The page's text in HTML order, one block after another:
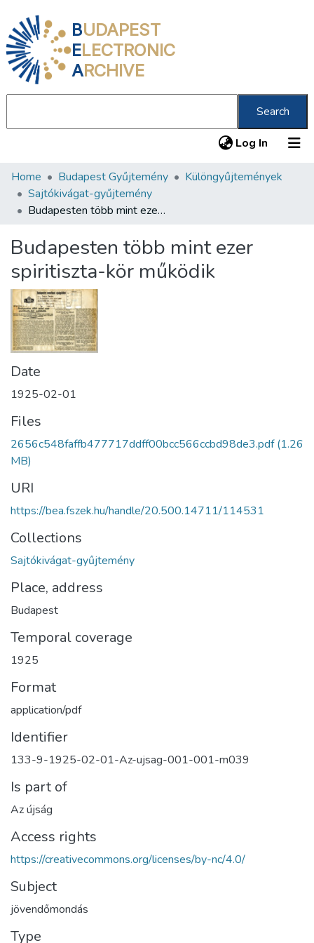
BUDAPEST
ELECTRONIC
ARCHIVE
Search
Log In (current)
Communities & Collections
All of DSpace
About us
Home Budapest Gyűjtemény
Különgyűjtemények
Sajtókivágat-gyűjtemény
Budapesten több mint ezer spiritiszta-kör működik
Budapesten több mint ezer
spiritiszta-kör működik
Date
1925-02-01
Files
2656c548faffb477717ddff00bcc566ccbd98de3.pdf(1.26
MB)
URI
https://bea.fszek.hu/handle/20.500.14711/114531
Collections
Sajtókivágat-gyűjtemény
Place, address
Budapest
Temporal coverage
1925
Format
application/pdf
Identifier
133-9-1925-02-01-Az-ujsag-001-001-m039
Is part of
Az újság
Access rights
https://creativecommons.org/licenses/by-nc/4.0/
Subject
jövendőmondás
Type